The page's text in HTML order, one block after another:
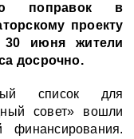
поправок в
проекту
июня жители
досрочно.
список для
совет» вошли
финансирования.